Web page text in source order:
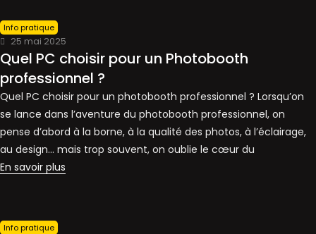
Info pratique
25 mai 2025
Quel PC choisir pour un Photobooth
professionnel ?
Quel PC choisir pour un photobooth professionnel ? Lorsqu’on
se lance dans l’aventure du photobooth professionnel, on
pense d’abord à la borne, à la qualité des photos, à l’éclairage,
au design… mais trop souvent, on oublie le cœur du
En savoir plus
Info pratique